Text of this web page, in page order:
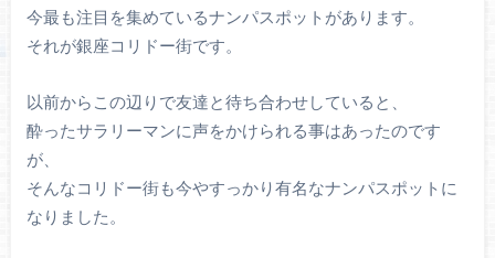
今最も注目を集めているナンパスポットがあります。
それが銀座コリドー街です。
以前からこの辺りで友達と待ち合わせしていると、
酔ったサラリーマンに声をかけられる事はあったのです
が、
そんなコリドー街も今やすっかり有名なナンパスポットに
なりました。